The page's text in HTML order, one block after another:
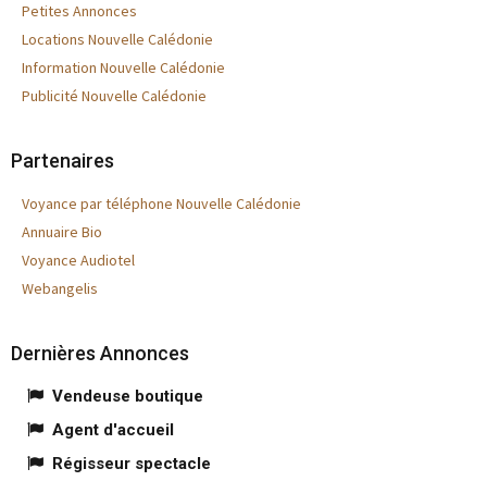
Petites Annonces
Locations Nouvelle Calédonie
Information Nouvelle Calédonie
Publicité Nouvelle Calédonie
Partenaires
Voyance par téléphone Nouvelle Calédonie
Annuaire Bio
Voyance Audiotel
Webangelis
Dernières Annonces
Vendeuse boutique
Agent d'accueil
Régisseur spectacle